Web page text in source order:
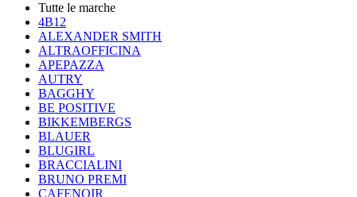
Tutte le marche
4B12
ALEXANDER SMITH
ALTRAOFFICINA
APEPAZZA
AUTRY
BAGGHY
BE POSITIVE
BIKKEMBERGS
BLAUER
BLUGIRL
BRACCIALINI
BRUNO PREMI
CAFENOIR